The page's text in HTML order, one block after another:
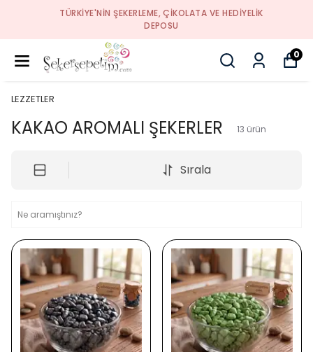
TÜRKIYE'NIN ŞEKERLEME, ÇIKOLATA VE HEDIYELIK
DEPOSU
0
LEZZETLER
KAKAO AROMALI ŞEKERLER 13 ürün
Sırala